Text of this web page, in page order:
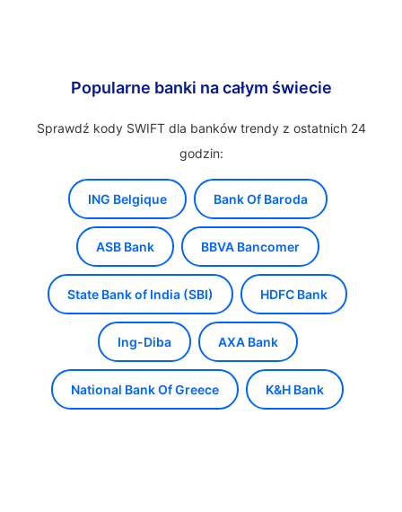
Popularne banki na całym świecie
Sprawdź kody SWIFT dla banków trendy z ostatnich 24
godzin:
ING Belgique Bank Of Baroda
ASB Bank BBVA Bancomer
State Bank of India (SBI) HDFC Bank
Ing-Diba AXA Bank
National Bank Of Greece K&H Bank